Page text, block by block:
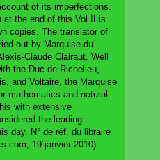
of its imperfections.
at the end of this Vol.II is
copies. The translator of
out by Marquise du
Claude Clairaut. Well
the Duc de Richelieu,
and Voltaire, the Marquise
mathematics and natural
with extensive
the leading
day. N° de réf. du libraire
19 janvier 2010).